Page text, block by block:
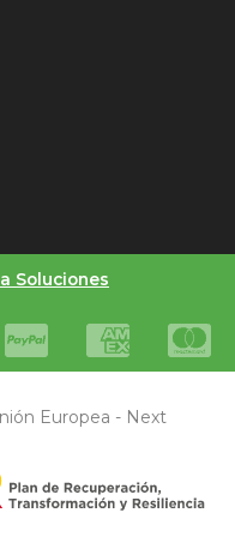
Soluciones
Europea - Next